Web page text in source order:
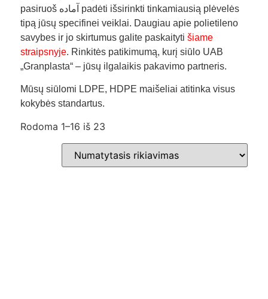
pasiruoš آماده padėti išsirinkti tinkamiausią plėvelės
tipą jūsų specifinei veiklai. Daugiau apie polietileno
savybes ir jo skirtumus galite paskaityti šiame
straipsnyje. Rinkitės patikimumą, kurį siūlo UAB
„Granplasta“ – jūsų ilgalaikis pakavimo partneris.
Mūsų siūlomi LDPE, HDPE maišeliai atitinka visus
kokybės standartus.
Rodoma 1–16 iš 23